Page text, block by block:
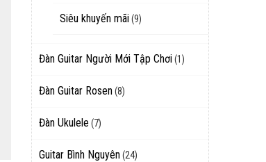
Siêu khuyến mãi(9)
Đàn Guitar Người Mới Tập Chơi(1)
Đàn Guitar Rosen (8)
Đàn Ukulele (7)
Guitar Bình Nguyên (24)